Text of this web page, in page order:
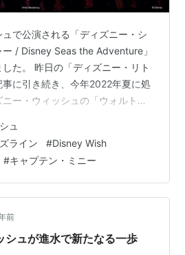
で公演される「ディズニー・シ
/ Disney Seas the Adventure」
た。 昨日の「ディズニー・リト
事に引き続き、今年2022年夏に処
ー・ウィッシュの「ウォルト・
マーメイド」についての新しい
が発表されました。 乗船日の夜
ー・シー・ジ・アドベンチャ
ッシュ完全オリジナルのミュー
テン・ミニーの手助けでグーフ
ュ
ライン #Disney Wish
#キャプテン・ミニー
前
シュが進水で新たなる一歩